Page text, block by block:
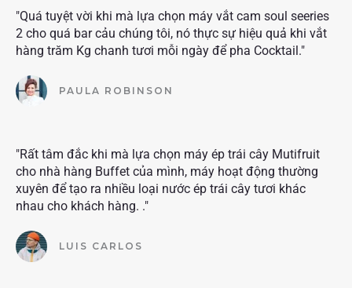
"Quá tuyệt vời khi mà lựa chọn máy vắt cam soul seeries
2 cho quá bar cảu chúng tôi, nó thực sự hiệu quả khi vắt
hàng trăm Kg chanh tươi mỗi ngày để pha Cocktail."
PAULA ROBINSON
"Rất tâm đắc khi mà lựa chọn máy ép trái cây Mutifruit
cho nhà hàng Buffet của mình, máy hoạt động thường
xuyên để tạo ra nhiều loại nước ép trái cây tươi khác
nhau cho khách hàng. ."
LUIS CARLOS